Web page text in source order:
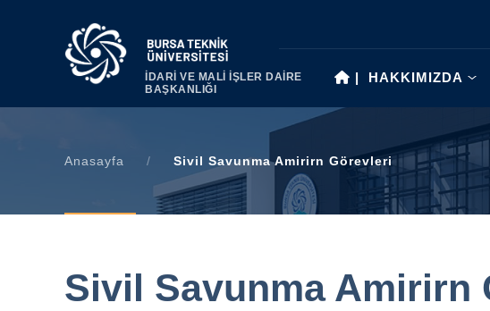
İDARİ VE MALİ İŞLER DAİRE
BAŞKANLIĞI
| HAKKIMIZDA
Anasayfa / Sivil Savunma Amirirn Görevleri
Sivil Savunma Amirirn